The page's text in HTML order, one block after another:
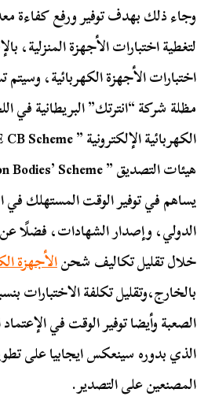
وجاء ذلك بهدف توفير ورفع كفاءة
لتغطية اختبارات الأجهزة المنزلية،
اختبارات الأجهزة الكهربائية،
مظلة شركة “انترتك” البريطانية في
يساهم في توفير الوقت المستهلك في
الدولي، وإصدار الشهادات، فضلًا عن
خلال تقليل تكاليف شحنالأجهزة
بالخارج،وتقليل تكلفة الاختبارات
الصعبة وأيضا توفير الوقت في
الذي بدوره سينعكس ايجابيا على
المصنعين على التصدير.